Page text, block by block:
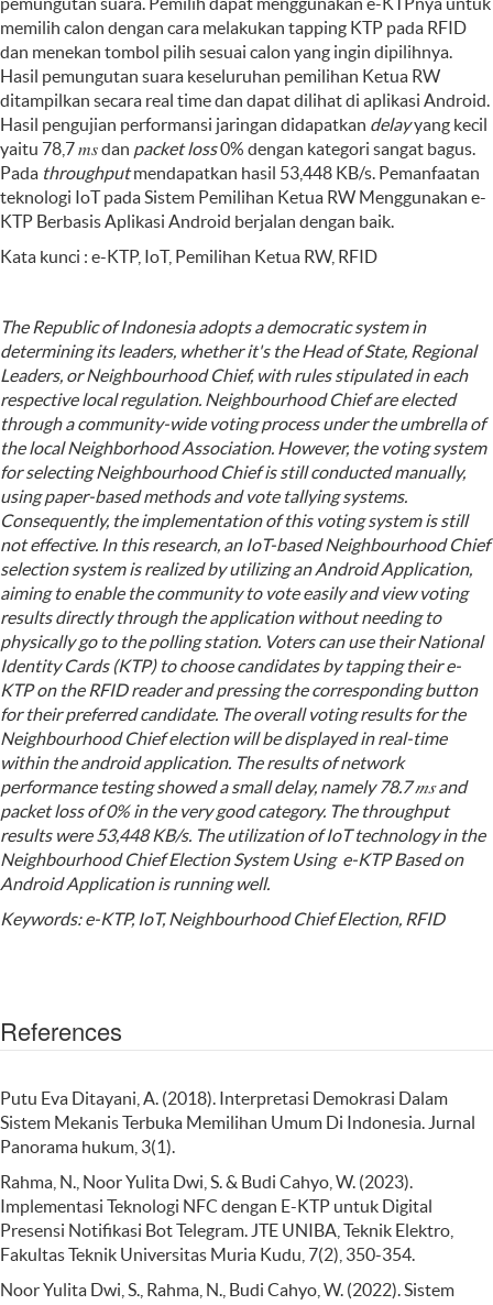
memilih calon dengan cara melakukan tapping KTP pada RFID
dan menekan tombol pilih sesuai calon yang ingin dipilihnya.
Hasil pemungutan suara keseluruhan pemilihan Ketua RW
ditampilkan secara real time dan dapat dilihat di aplikasi Android.
Hasil pengujian performansi jaringan didapatkan delayyang kecil
yaitu 78,7 𝑚𝑠 dan packet loss0% dengan kategori sangat bagus.
Pada throughputmendapatkan hasil 53,448 KB/s. Pemanfaatan
teknologi IoT pada Sistem Pemilihan Ketua RW Menggunakan e-
KTP Berbasis Aplikasi Android berjalan dengan baik.
Kata kunci : e-KTP, IoT, Pemilihan Ketua RW, RFID
The Republic of Indonesia adopts a democratic system in
determining its leaders, whether it's the Head of State, Regional
Leaders, or Neighbourhood Chief, with rules stipulated in each
respective local regulation. Neighbourhood Chief are elected
through a community-wide voting process under the umbrella of
the local Neighborhood Association. However, the voting system
for selecting Neighbourhood Chief is still conducted manually,
using paper-based methods and vote tallying systems.
Consequently, the implementation of this voting system is still
not effective. In this research, an IoT-based Neighbourhood Chief
selection system is realized by utilizing an Android Application,
aiming to enable the community to vote easily and view voting
results directly through the application without needing to
physically go to the polling station. Voters can use their National
Identity Cards (KTP) to choose candidates by tapping their e-
KTP on the RFID reader and pressing the corresponding button
for their preferred candidate. The overall voting results for the
Neighbourhood Chief election will be displayed in real-time
within the android application. The results of network
performance testing showed a small delay, namely 78.7𝑚𝑠and
packet loss of 0% in the very good category. The throughput
results were 53,448 KB/s. The utilization of IoT technology in the
Neighbourhood Chief Election System Using e-KTP Based on
Android Application is running well.
Keywords:e-KTP, IoT, Neighbourhood Chief Election, RFID
References
Putu Eva Ditayani, A. (2018). Interpretasi Demokrasi Dalam
Sistem Mekanis Terbuka Memilihan Umum Di Indonesia. Jurnal
Panorama hukum, 3(1).
Rahma, N., Noor Yulita Dwi, S. & Budi Cahyo, W. (2023).
Implementasi Teknologi NFC dengan E-KTP untuk Digital
Presensi Notifikasi Bot Telegram. JTE UNIBA, Teknik Elektro,
Fakultas Teknik Universitas Muria Kudu, 7(2), 350-354.
Noor Yulita Dwi, S., Rahma, N., Budi Cahyo, W. (2022). Sistem